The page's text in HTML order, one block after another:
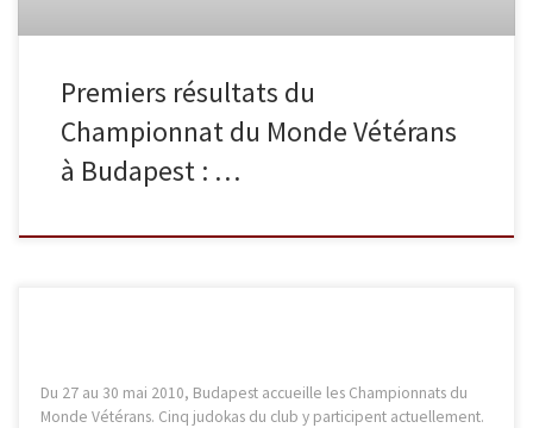
Premiers résultats du
Championnat du Monde Vétérans
à Budapest : …
Du 27 au 30 mai 2010, Budapest accueille les Championnats du
Monde Vétérans. Cinq judokas du club y participent actuellement.